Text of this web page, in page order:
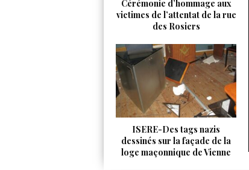
Cérémonie d’hommage aux
victimes de l’attentat de la rue
des Rosiers
ISERE-Des tags nazis
dessinés sur la façade de la
loge maçonnique de Vienne